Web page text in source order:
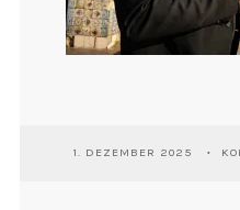
1. DEZEMBER 2025